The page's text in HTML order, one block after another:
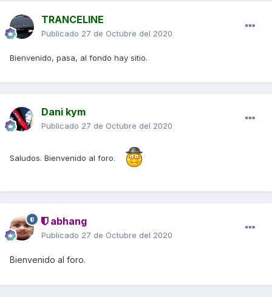
TRANCELINE
Publicado 27 de Octubre del 2020
Bienvenido, pasa, al fondo hay sitio.
Dani kym
Publicado 27 de Octubre del 2020
Saludos. Bienvenido al foro.
abhang
Publicado 27 de Octubre del 2020
Bienvenido al foro.